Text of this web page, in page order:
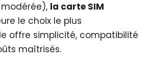
la carte SIM
le choix le plus
offre simplicité, compatibilité
maîtrisés.